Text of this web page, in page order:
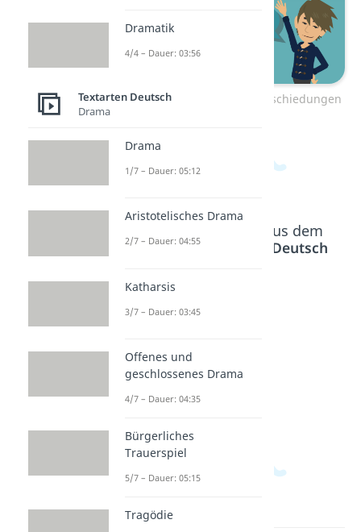
Zum Video: Lustige Verabschiedungen
Beliebte Inhalte aus dem
Bereich Textarten Deutsch
pp
nname
n
Dauer:
01:47
pp
e
Dauer:
Dramatik
4/4 – Dauer: 03:56
Textarten Deutsch
Drama
Drama
1/7 – Dauer: 05:12
Aristotelisches Drama
2/7 – Dauer: 04:55
Katharsis
3/7 – Dauer: 03:45
Offenes und
geschlossenes Drama
4/7 – Dauer: 04:35
Bürgerliches
Trauerspiel
5/7 – Dauer: 05:15
Tragödie